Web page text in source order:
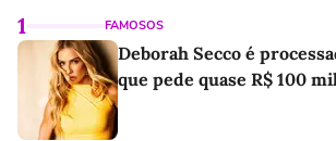
1 FAMOSOS
Deborah Secco é
que pede quase R$ 100